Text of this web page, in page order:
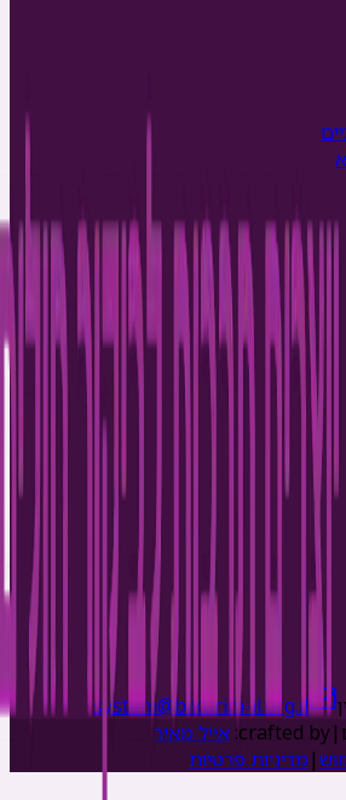
system@bikurim-il.org.il
|
crafted by: אייל מאיר
| מדיניות פרטיות